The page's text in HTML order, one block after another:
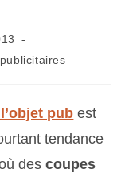
pub est
tendance
descoupes